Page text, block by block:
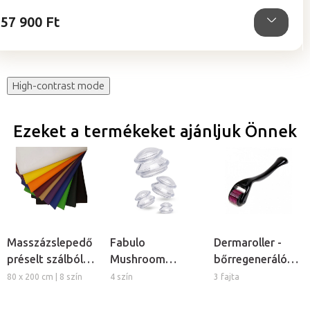
57 900 Ft
High-contrast mode
Ezeket a termékeket ajánljuk Önnek
Masszázslepedő
préselt szálból,
5db
80 x 200 cm | 8 szín
Fabulo
Mushroom
gomba alakú
4 szín
Dermaroller -
bőrregeneráló
tűs henger
3 fajta